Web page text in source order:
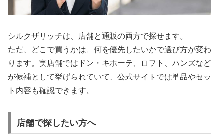
シルクザリッチは、店舗と通販の両方で探せます。
ただ、どこで買うかは、何を優先したいかで選び方が変わ
ります。実店舗ではドン・キホーテ、ロフト、ハンズなど
が候補として挙げられていて、公式サイトでは単品やセッ
ト内容も確認できます。
店舗で探したい方へ